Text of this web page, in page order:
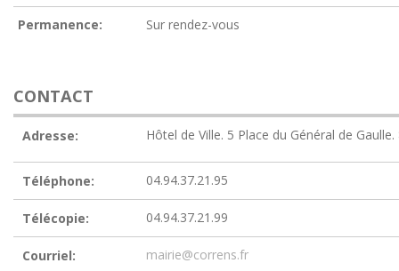
Permanence: Sur rendez-vous
CONTACT
Adresse: Hôtel de Ville. 5 Place du Général de Gaulle.
Téléphone: 04.94.37.21.95
Télécopie: 04.94.37.21.99
Courriel: mairie@correns.fr